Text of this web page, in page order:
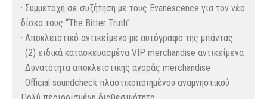
· Συμμετοχή σε συζήτηση με τους Evanescence για τον νέο
δίσκο τους “The Bitter Truth”
· Αποκλειστικό αντικείμενο με αυτόγραφο της μπάντας
· (2) ειδικά κατασκευασμένα VIP merchandise αντικείμενα
· Δυνατότητα αποκλειστικής αγοράς merchandise
· Official soundcheck πλαστικοποιημένου αναμνηστικού